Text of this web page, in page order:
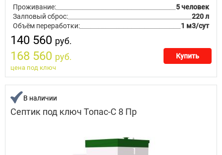
Проживание:
5 человек
Залповый сброс:
220 л
Объём переработки:
1 м3/сут
140 560 руб.
168 560 руб. Купить
цена под ключ
В наличии
Септик под ключ Топас-С 8 Пр